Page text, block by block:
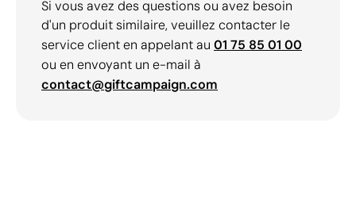
Si vous avez des questions ou avez besoin
d'un produit similaire, veuillez contacter le
service client en appelant au 01 75 85 01 00
ou en envoyant un e-mail à
contact@giftcampaign.com